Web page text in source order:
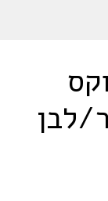
לבן